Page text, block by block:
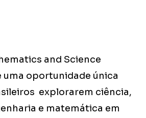
and Science
uma oportunidade única
explorarem ciência,
e matemática em